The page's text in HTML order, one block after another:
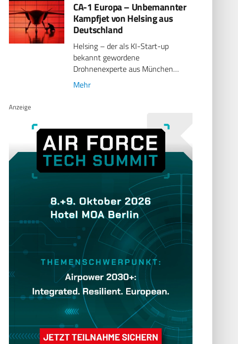
CA-1 Europa – Unbemannter
Kampfjet von Helsing aus
Deutschland
Helsing – der als KI-Start-up
bekannt gewordene
Drohnenexperte aus München…
Mehr
Anzeige